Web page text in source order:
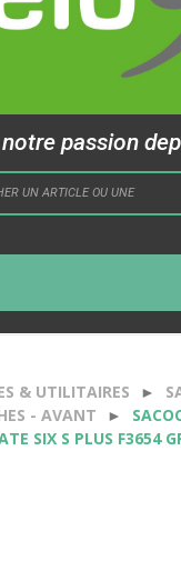
passion
& UTILITAIRES
- AVANT
SIX S PLUS F3654